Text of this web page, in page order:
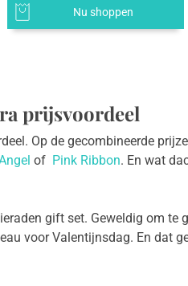
Nu shoppen
prijsvoordeel
Op de gecombineerde
of Pink Ribbon. En wat
gift set. Geweldig om te
voor Valentijnsdag. En dat